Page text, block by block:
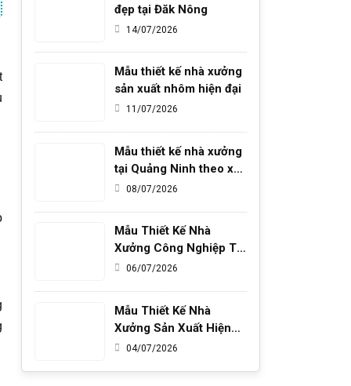
đẹp tại Đăk Nông
14/07/2026
Mẫu thiết kế nhà xưởng
sản xuất nhôm hiện đại
11/07/2026
Mẫu thiết kế nhà xưởng
tại Quảng Ninh theo xu
hướng ESG và Net Zero
08/07/2026
Mẫu Thiết Kế Nhà
Xưởng Công Nghiệp Tại
Quảng Ninh
06/07/2026
Mẫu Thiết Kế Nhà
Xưởng Sản Xuất Hiện
Đại Tại Hải Phòng
04/07/2026